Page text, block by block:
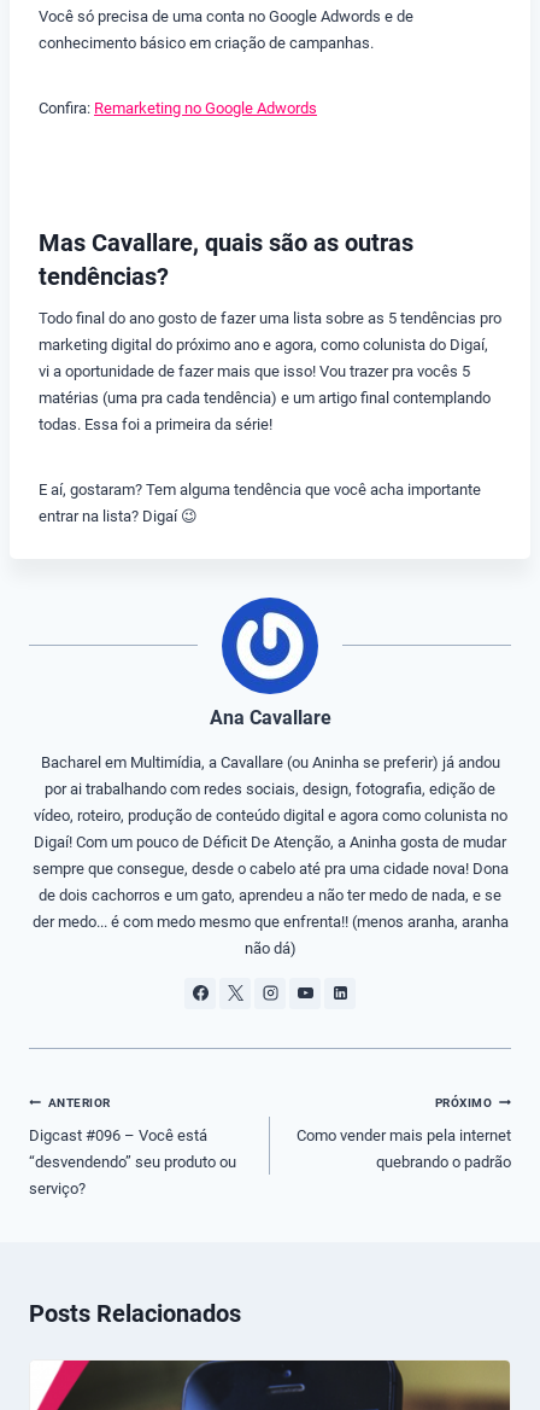
Você só precisa de uma conta no Google Adwords e de
conhecimento básico em criação de campanhas.
Confira: Remarketing no Google Adwords
Mas Cavallare, quais são as outras
tendências?
Todo final do ano gosto de fazer uma lista sobre as 5 tendências pro
marketing digital do próximo ano e agora, como colunista do Digaí,
vi a oportunidade de fazer mais que isso! Vou trazer pra vocês 5
matérias (uma pra cada tendência) e um artigo final contemplando
todas. Essa foi a primeira da série!
E aí, gostaram? Tem alguma tendência que você acha importante
entrar na lista? Digaí 😉
Ana Cavallare
Bacharel em Multimídia, a Cavallare (ou Aninha se preferir) já andou
por ai trabalhando com redes sociais, design, fotografia, edição de
vídeo, roteiro, produção de conteúdo digital e agora como colunista no
Digaí! Com um pouco de Déficit De Atenção, a Aninha gosta de mudar
sempre que consegue, desde o cabelo até pra uma cidade nova! Dona
de dois cachorros e um gato, aprendeu a não ter medo de nada, e se
der medo... é com medo mesmo que enfrenta!! (menos aranha, aranha
não dá)
Navegação
de
Post
ANTERIOR
Digcast #096 – Você está
“desvendendo” seu produto ou
serviço?
PRÓXIMO
Como vender mais pela internet
quebrando o padrão
Posts Relacionados